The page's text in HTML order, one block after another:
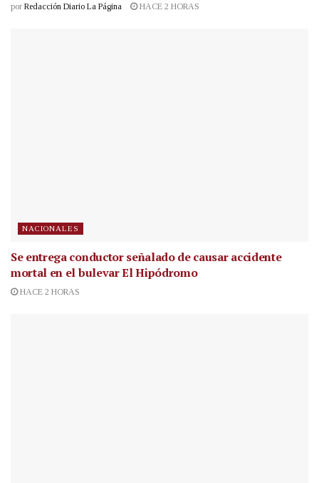
por Redacción Diario La Página HACE 2 HORAS
NACIONALES
Se entrega conductor señalado de causar accidente
mortal en el bulevar El Hipódromo
HACE 2 HORAS